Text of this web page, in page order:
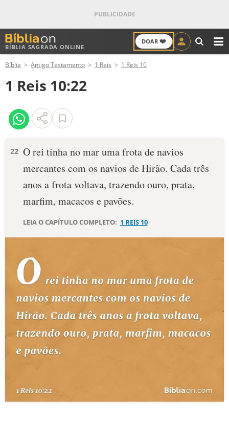
BÍBLIA SAGRADA ONLINE
DOAR ❤️
ANTIGO TESTAMENTO
NOVO TESTAMENTO
VERSÍCULOS
PALAVRA DO DIA
SALMO DO DIA
DEVOCIONAL DIÁRIO
ESTUDOS BÍBLICOS
ESBOÇOS DE PREGAÇÃO
PERGUNTE À BÍBLIA
QUEM SOMOS
Bíblia Antigo Testamento 1 Reis 1 Reis 10
1 Reis 10:22
22 O rei tinha no mar uma frota de navios
mercantes com os navios de Hirão. Cada três
anos a frota voltava, trazendo ouro, prata,
marfim, macacos e pavões.
LEIA O CAPÍTULO COMPLETO: 1 REIS 10